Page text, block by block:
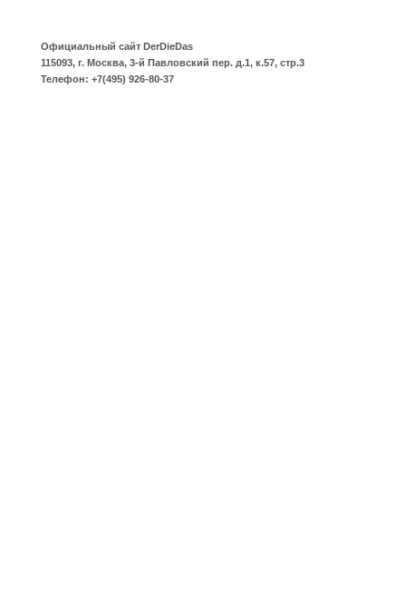
Официальный сайт DerDieDas
115093, г. Москва, 3-й Павловский пер. д.1, к.57, стр.3
Телефон: +7(495) 926-80-37